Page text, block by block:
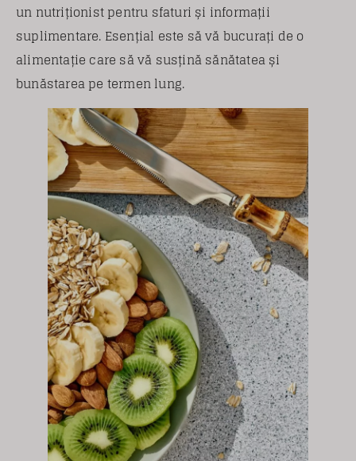
un nutriționist pentru sfaturi și informații
suplimentare. Esențial este să vă bucurați de o
alimentație care să vă susțină sănătatea și
bunăstarea pe termen lung.